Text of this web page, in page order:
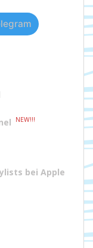
NEW!!!
bei Apple